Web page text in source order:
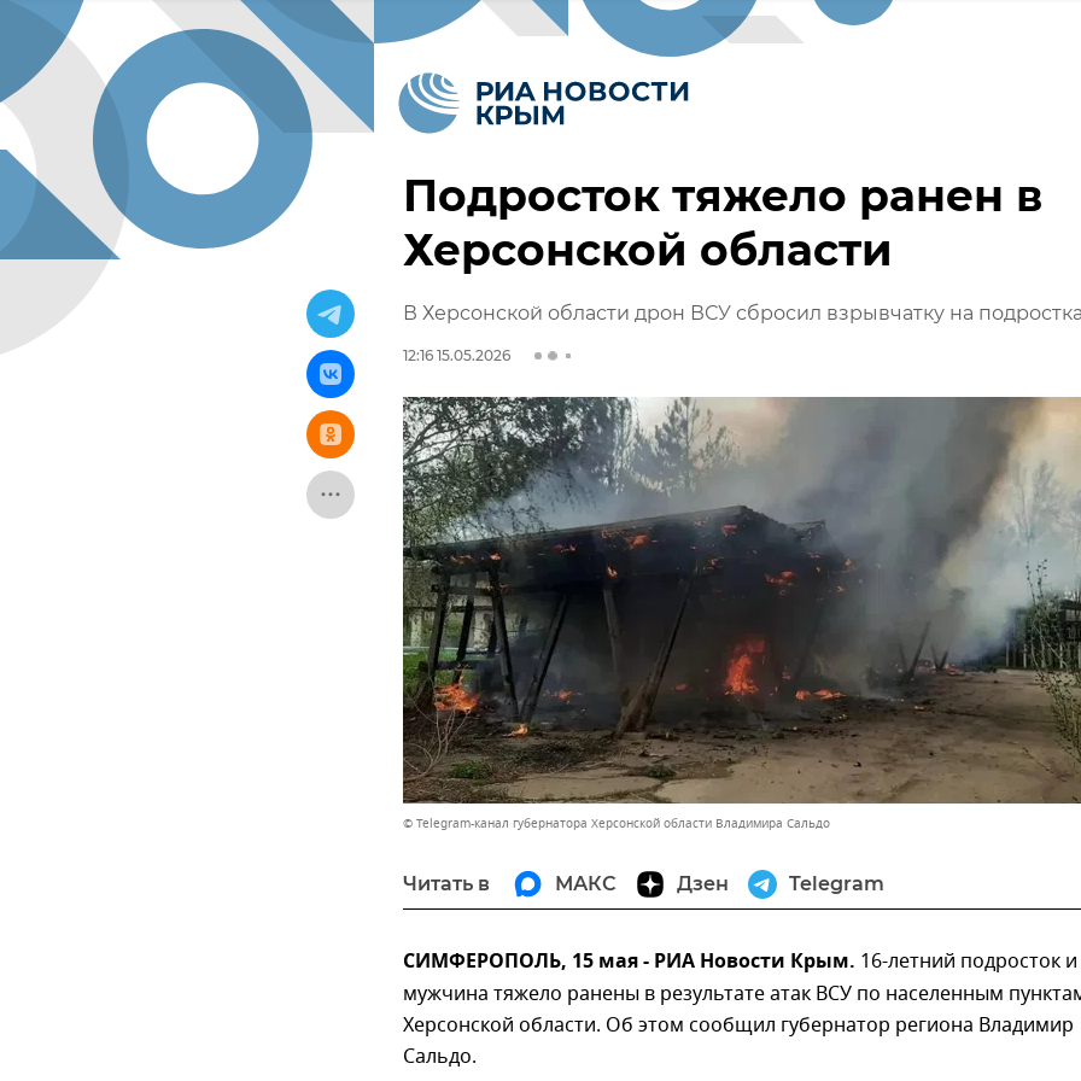
Подросток тяжело ранен в
Херсонской области
В Херсонской области дрон ВСУ сбросил взрывчатку на
12:16 15.05.2026
© Telegram-канал губернатора Херсонской области Владимира Сальдо
Читать в МАКС Дзен Telegram
СИМФЕРОПОЛЬ, 15 мая - РИА Новости Крым. 16-летний подросток и
мужчина тяжело ранены в результате атак ВСУ по населенным
Херсонской области. Об этом сообщил губернатор региона Владимир
Сальдо.